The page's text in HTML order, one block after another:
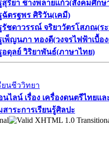
สุริยา ช้างพลายแก้ว(สังคมศึกษ
ฉัตรฐพร ศิริวัน(เคมี)
รัชดาวรรณ์ จริยาวัตรโสภณ(ร
เพ็ญนภา ทองดี(วงจรไฟฟ้าเบื้อ
อดุลย์ วิริยาพันธ์(ภาษาไทย)
ยนชีววิทยา
นไลน์​ เรื่อง​ เครื่องดนตรีไทย
าระการเรียนรู้ศิลปะ